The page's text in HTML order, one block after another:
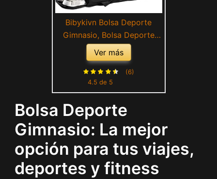
Bibykivn Bolsa Deporte
Gimnasio, Bolsa Deporte
Fitness und Mochila Función,
Bolsa de Viaje Deportiva con
Compartimento Zapatos y
Bolsillo Húmedo para Viajes,
Ver más
4.5 de 5
(6)
Bolsa Deporte
Gimnasio: La mejor
opción para tus viajes,
deportes y fitness